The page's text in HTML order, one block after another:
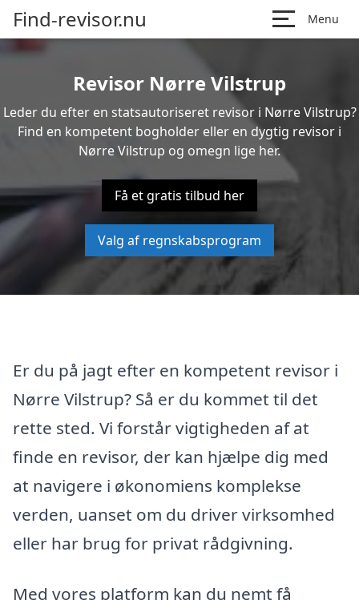
Find-revisor.nu Menu
Revisor Nørre Vilstrup
Leder du efter en statsautoriseret revisor i Nørre Vilstrup?
Find en kompetent bogholder eller en dygtig revisor i
Nørre Vilstrup og omegn lige her.
Få et gratis tilbud her
Valg af regnskabsprogram
Er du på jagt efter en kompetent revisor i
Nørre Vilstrup? Så er du kommet til det
rette sted. Vi forstår vigtigheden af at
finde en revisor, der kan hjælpe dig med
at navigere i økonomiens komplekse
verden, uanset om du driver virksomhed
eller har brug for privat rådgivning.
Med vores platform kan du nemt få